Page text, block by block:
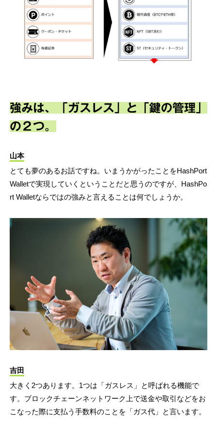
強みは、「ガスレス」と「鍵の管理」
の２つ。
山本
とても夢のあるお話ですね。いまうかがったことをHashPort
Walletで実現していくということだと思うのですが、HashPo
rt Walletならではの強みと言えることは何でしょうか。
吉田
大きく2つあります。1つは「ガスレス」と呼ばれる機能で
す。ブロックチェーンネットワーク上で送金や取引などをお
こなった際に支払う手数料のことを「ガス代」と言います。